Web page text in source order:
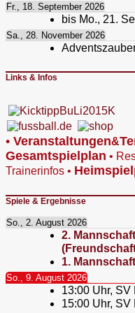
Fr., 18. September 2026
bis Mo., 21.
Sa., 28. November 2026
Links & Infos
• Veranstaltungen&
Gesamtspielplan •
Trainerinfos •
Spiele & Ergebnisse
So., 2. August 2026
2.
1.
So., 9. August 2026
13:00 Uhr, SV
15:00 Uhr, SV